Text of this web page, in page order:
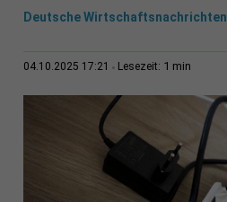
Deutsche Wirtschaftsnachrichten
04.10.2025 17:21 Lesezeit: 1 min